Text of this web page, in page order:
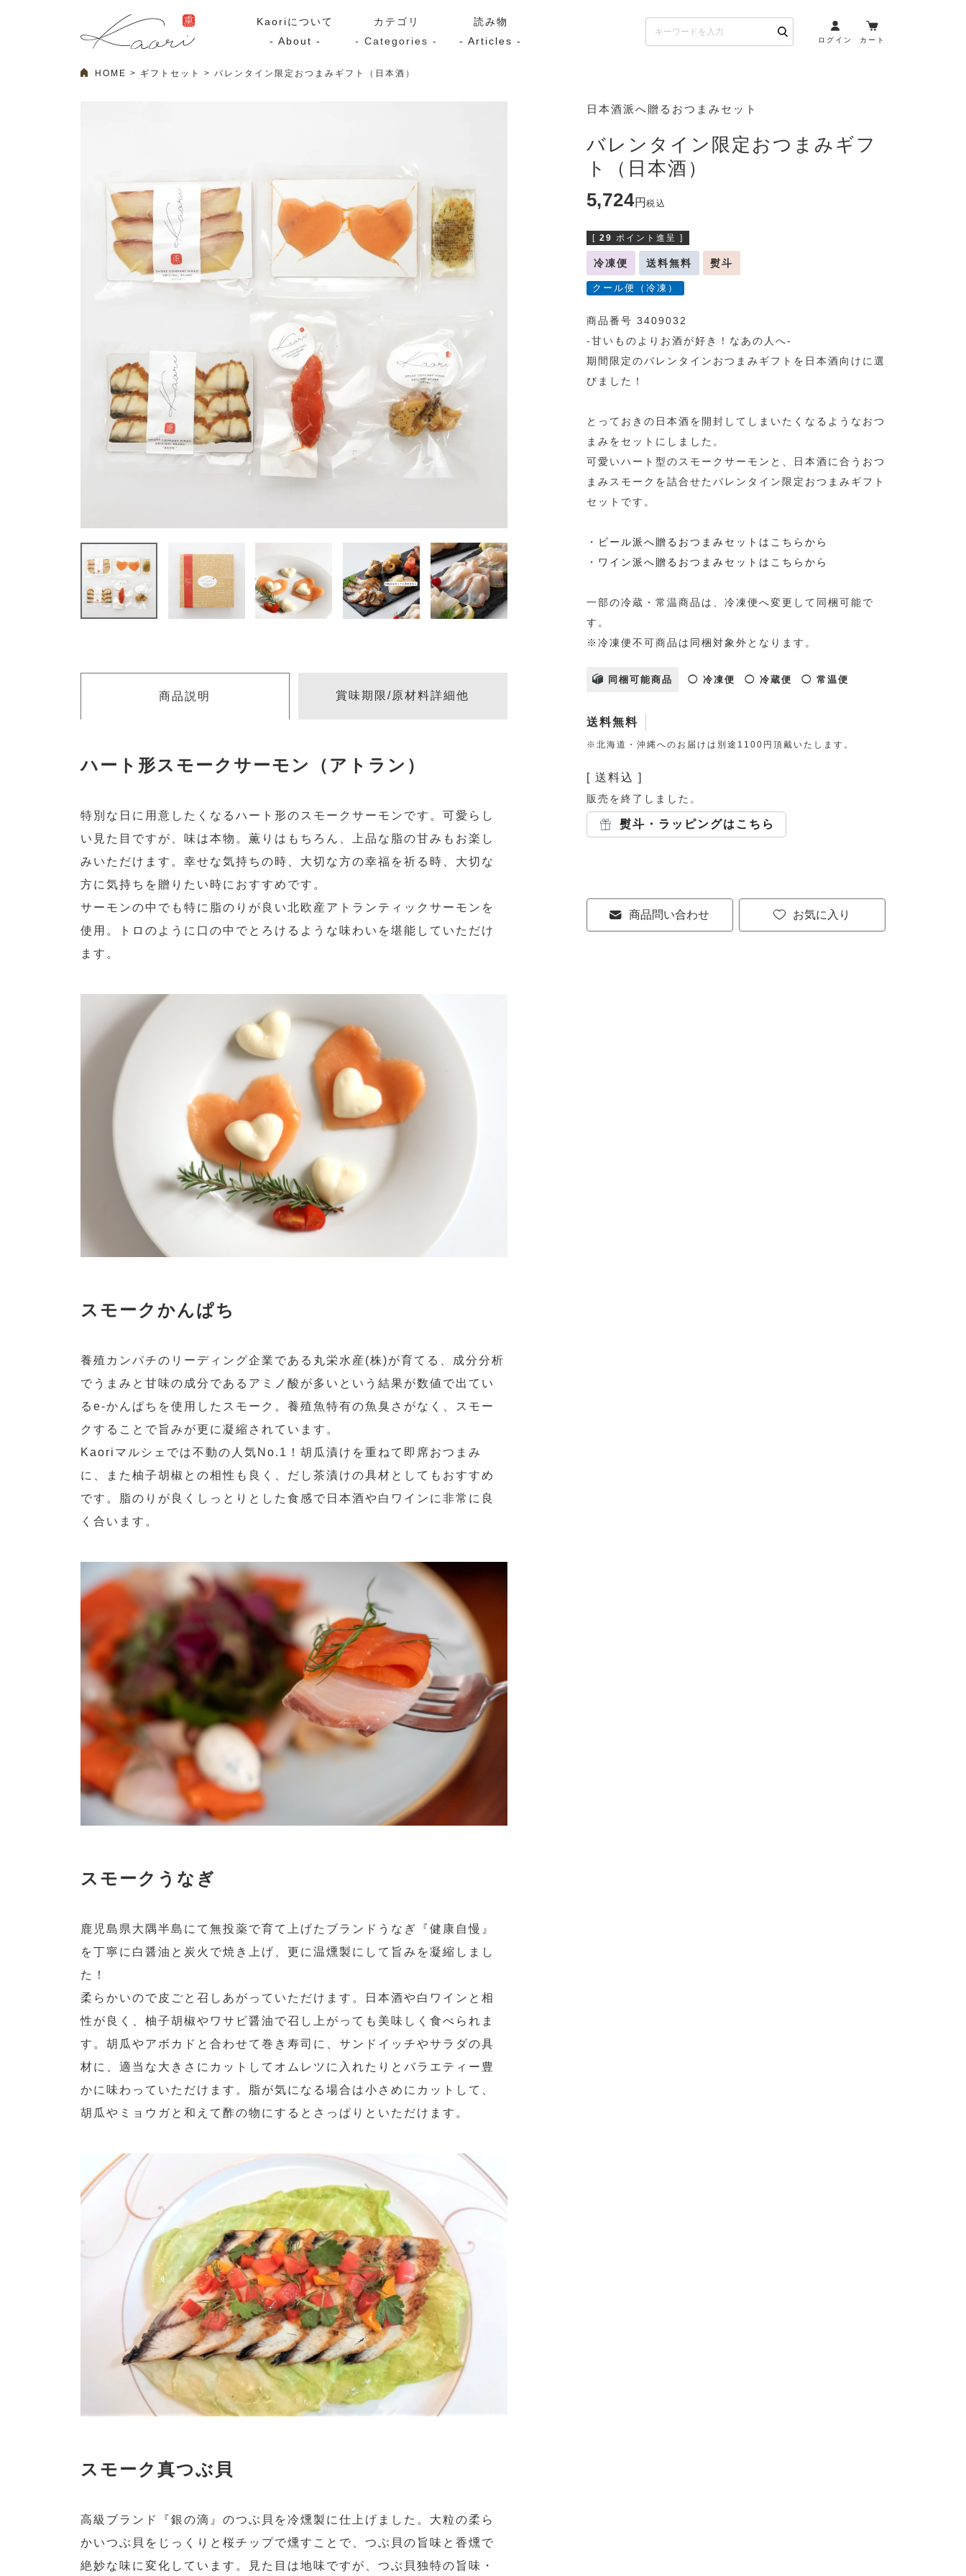
Kaoriについて
- About -
カテゴリ
- Categories -
ラッピング
漬け魚
Kaoriセレクト
ワイン・スパークリング
特集・期間限定セール 送料無料 サブスク（定期コース・頒布会）
読み物
- Articles -
ログイン カート
HOME ギフトセット バレンタイン限定おつまみギフト（日本酒）
日本酒派へ贈るおつまみセット
バレンタイン限定おつまみギフ
ト（日本酒）
5,724
税込
[ 29 ポイント進呈 ]
冷凍便 送料無料 熨斗
クール便（冷凍）
商品番号 3409032
-甘いものよりお酒が好き！なあの人へ-
期間限定のバレンタインおつまみギフトを日本酒向けに選
びました！
とっておきの日本酒を開封してしまいたくなるようなおつ
まみをセットにしました。
可愛いハート型のスモークサーモンと、日本酒に合うおつ
まみスモークを詰合せたバレンタイン限定おつまみギフト
セットです。
・ビール派へ贈るおつまみセットはこちらから
・ワイン派へ贈るおつまみセットはこちらから
一部の冷蔵・常温商品は、冷凍便へ変更して同梱可能で
す。
※冷凍便不可商品は同梱対象外となります。
同梱可能商品 ◯ 冷凍便 ◯ 冷蔵便 ◯ 常温便
送料無料
※北海道・沖縄へのお届けは別途1100円頂戴いたします。
送料込
販売を終了しました。
熨斗・ラッピングはこちら
お気に入り
商品問い合わせ
商品説明 賞味期限/原材料詳細他
ハート形スモークサーモン（アトラン）
特別な日に用意したくなるハート形のスモークサーモンです。可愛らし
い見た目ですが、味は本物。薫りはもちろん、上品な脂の甘みもお楽し
みいただけます。幸せな気持ちの時、大切な方の幸福を祈る時、大切な
方に気持ちを贈りたい時におすすめです。
サーモンの中でも特に脂のりが良い北欧産アトランティックサーモンを
使用。トロのように口の中でとろけるような味わいを堪能していただけ
ます。
スモークかんぱち
養殖カンパチのリーディング企業である丸栄水産(株)が育てる、成分分析
でうまみと甘味の成分であるアミノ酸が多いという結果が数値で出てい
るe-かんぱちを使用したスモーク。養殖魚特有の魚臭さがなく、スモー
クすることで旨みが更に凝縮されています。
Kaoriマルシェでは不動の人気No.1！胡瓜漬けを重ねて即席おつまみ
に、また柚子胡椒との相性も良く、だし茶漬けの具材としてもおすすめ
です。脂のりが良くしっとりとした食感で日本酒や白ワインに非常に良
く合います。
スモークうなぎ
鹿児島県大隅半島にて無投薬で育て上げたブランドうなぎ『健康自慢』
を丁寧に白醤油と炭火で焼き上げ、更に温燻製にして旨みを凝縮しまし
た！
柔らかいので皮ごと召しあがっていただけます。日本酒や白ワインと相
性が良く、柚子胡椒やワサビ醤油で召し上がっても美味しく食べられま
す。胡瓜やアボカドと合わせて巻き寿司に、サンドイッチやサラダの具
材に、適当な大きさにカットしてオムレツに入れたりとバラエティー豊
かに味わっていただけます。脂が気になる場合は小さめにカットして、
胡瓜やミョウガと和えて酢の物にするとさっぱりといただけます。
スモーク真つぶ貝
高級ブランド『銀の滴』のつぶ貝を冷燻製に仕上げました。大粒の柔ら
かいつぶ貝をじっくりと桜チップで燻すことで、つぶ貝の旨味と香燻で
絶妙な味に変化しています。見た目は地味ですが、つぶ貝独特の旨味・